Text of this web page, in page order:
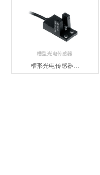
槽形光电传感器…